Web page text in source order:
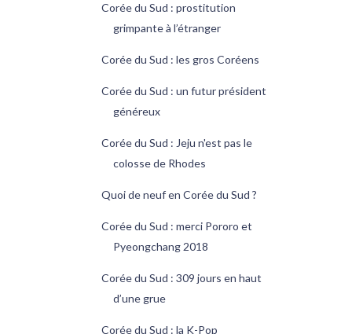
Corée du Sud : prostitution
grimpante à l’étranger
Corée du Sud : les gros Coréens
Corée du Sud : un futur président
généreux
Corée du Sud : Jeju n'est pas le
colosse de Rhodes
Quoi de neuf en Corée du Sud ?
Corée du Sud : merci Pororo et
Pyeongchang 2018
Corée du Sud : 309 jours en haut
d’une grue
Corée du Sud : la K-Pop